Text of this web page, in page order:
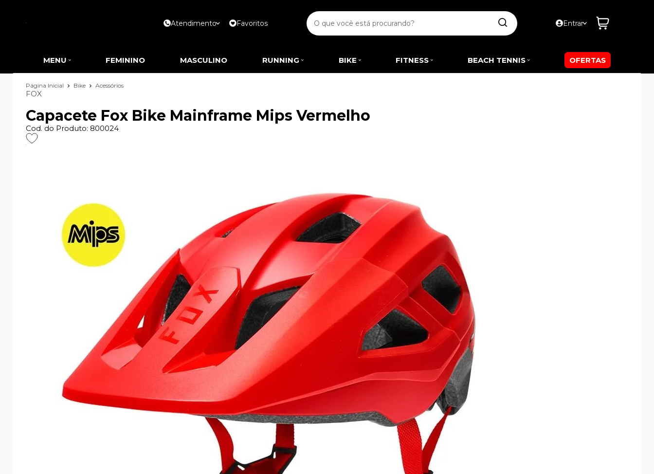
Atendimento Favoritos Entrar
MENU FEMININO MASCULINO RUNNING BIKE FITNESS BEACH TENNIS OFERTAS
Página Inicial Bike Acessórios
FOX
Capacete Fox Bike Mainframe Mips Vermelho
Cod. do Produto: 800024